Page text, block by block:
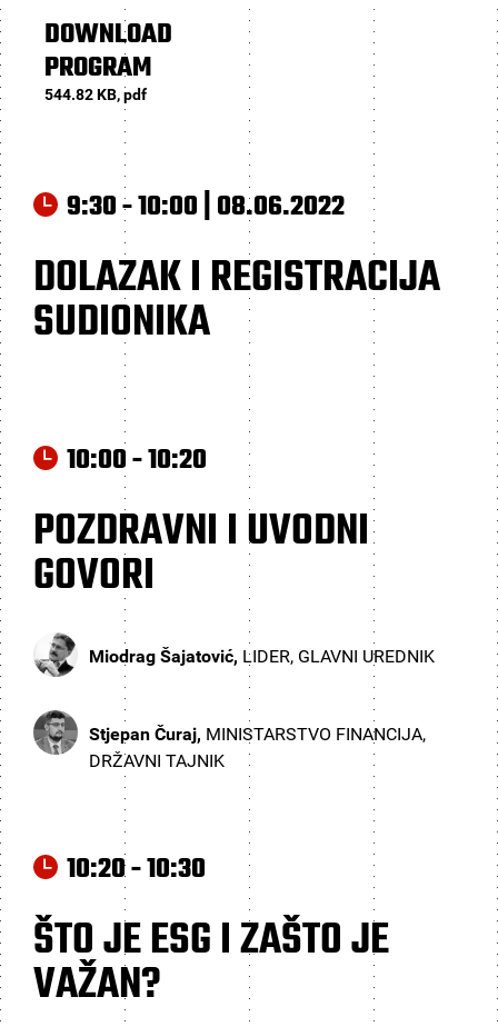
DOWNLOAD
PROGRAM
544.82 KB, pdf
9:30 - 10:00 | 08.06.2022
DOLAZAK I REGISTRACIJA
SUDIONIKA
10:00 - 10:20
POZDRAVNI I UVODNI
GOVORI
Miodrag Šajatović, LIDER, GLAVNI UREDNIK
Stjepan Čuraj, MINISTARSTVO FINANCIJA,
DRŽAVNI TAJNIK
10:20 - 10:30
ŠTO JE ESG I ZAŠTO JE
VAŽAN?